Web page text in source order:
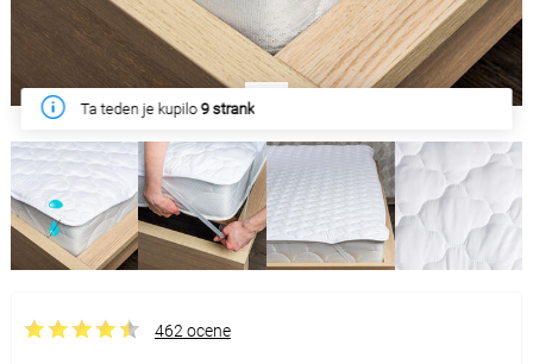
Ta teden je kupilo9 strank
462 ocene